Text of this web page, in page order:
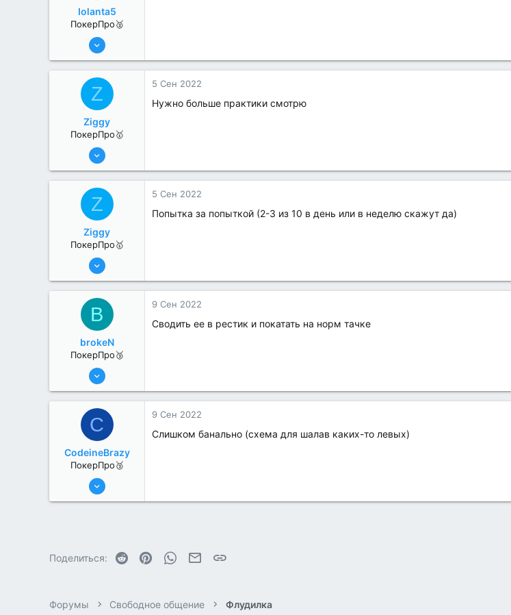
Iolanta5
ПокерПро🥈
13 Июн 2022
1
Z
Ziggy
ПокерПро🥇
25 Июл 2022
0
5 Сен 2022
Нужно больше практики смотрю
Z
Ziggy
ПокерПро🥇
25 Июл 2022
0
5 Сен 2022
Попытка за попыткой (2-3 из 10 в день или в неделю скажут да)
B
brokeN
ПокерПро🥉
17 Авг 2022
0
9 Сен 2022
Сводить ее в рестик и покатать на норм тачке
C
CodeineBrazy
ПокерПро🥉
17 Авг 2022
9 Сен 2022
Слишком банально (схема для шалав каких-то левых)
Поделиться: Reddit PinterestWhatsAppЭлектронная почта
Форумы Свободное общение Флудилка